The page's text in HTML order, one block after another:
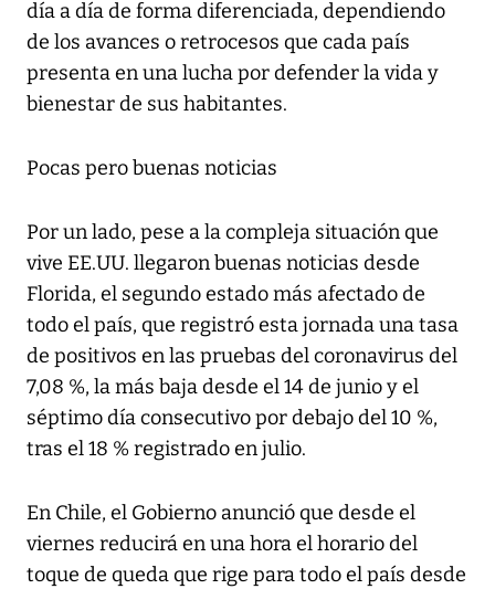
día a día de forma diferenciada, dependiendo
de los avances o retrocesos que cada país
presenta en una lucha por defender la vida y
bienestar de sus habitantes.
Pocas pero buenas noticias
Por un lado, pese a la compleja situación que
vive EE.UU. llegaron buenas noticias desde
Florida, el segundo estado más afectado de
todo el país, que registró esta jornada una tasa
de positivos en las pruebas del coronavirus del
7,08 %, la más baja desde el 14 de junio y el
séptimo día consecutivo por debajo del 10 %,
tras el 18 % registrado en julio.
En Chile, el Gobierno anunció que desde el
viernes reducirá en una hora el horario del
toque de queda que rige para todo el país desde